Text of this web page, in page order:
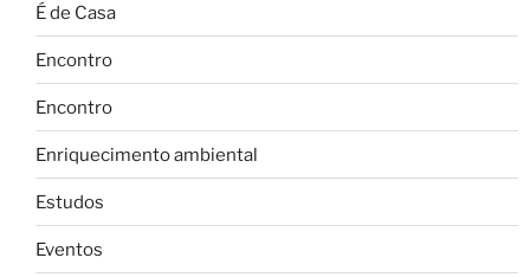
É de Casa
Encontro
Encontro
Enriquecimento ambiental
Estudos
Eventos